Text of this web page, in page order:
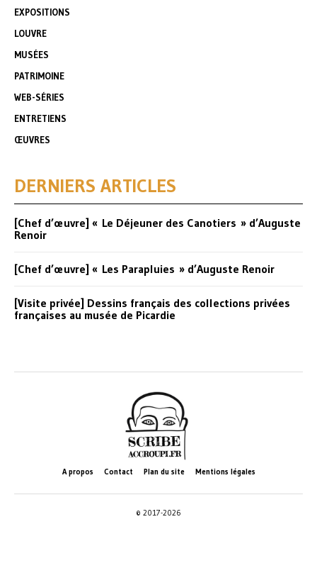
EXPOSITIONS
LOUVRE
MUSÉES
PATRIMOINE
WEB-SÉRIES
ENTRETIENS
ŒUVRES
DERNIERS ARTICLES
[Chef d’œuvre] « Le Déjeuner des Canotiers » d’Auguste
Renoir
[Chef d’œuvre] « Les Parapluies » d’Auguste Renoir
[Visite privée] Dessins français des collections privées
françaises au musée de Picardie
A propos Contact Plan du site Mentions légales
© 2017-2026